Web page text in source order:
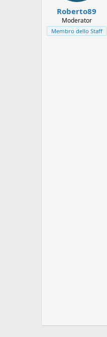
Roberto89
Moderator
Membro dello Staff